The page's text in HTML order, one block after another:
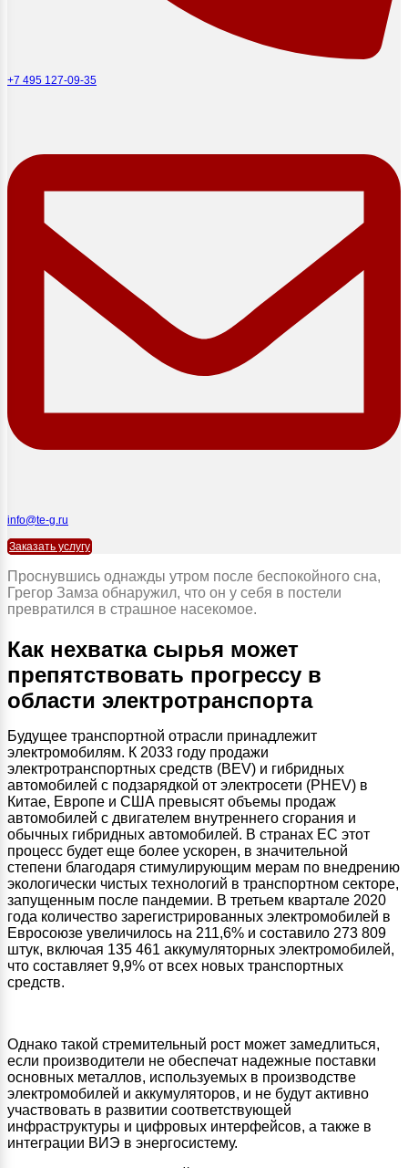
+7 495 127-09-35
info@te-g.ru
Заказать услугу
Проснувшись однажды утром после беспокойного сна,
Грегор Замза обнаружил, что он у себя в постели
превратился в страшное насекомое.
Как нехватка сырья может
препятствовать прогрессу в
области электротранспорта
Будущее транспортной отрасли принадлежит
электромобилям. К 2033 году продажи
электротранспортных средств (BEV) и гибридных
автомобилей с подзарядкой от электросети (PHEV) в
Китае, Европе и США превысят объемы продаж
автомобилей с двигателем внутреннего сгорания и
обычных гибридных автомобилей. В странах ЕС этот
процесс будет еще более ускорен, в значительной
степени благодаря стимулирующим мерам по внедрению
экологически чистых технологий в транспортном секторе,
запущенным после пандемии. В третьем квартале 2020
года количество зарегистрированных электромобилей в
Евросоюзе увеличилось на 211,6% и составило 273 809
штук, включая 135 461 аккумуляторных электромобилей,
что составляет 9,9% от всех новых транспортных
средств.
Однако такой стремительный рост может замедлиться,
если производители не обеспечат надежные поставки
основных металлов, используемых в производстве
электромобилей и аккумуляторов, и не будут активно
участвовать в развитии соответствующей
инфраструктуры и цифровых интерфейсов, а также в
интеграции ВИЭ в энергосистему.